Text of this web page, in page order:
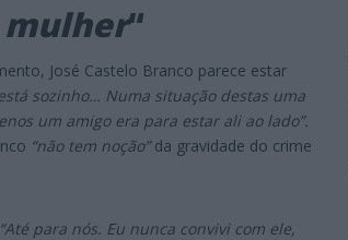
“
José Castelo Branco parece estar
sozinho… Numa situação destas uma
um amigo era para estar ali ao lado”.
“não tem noção”da gravidade do crime
“Até para nós. Eu nunca convivi com ele,